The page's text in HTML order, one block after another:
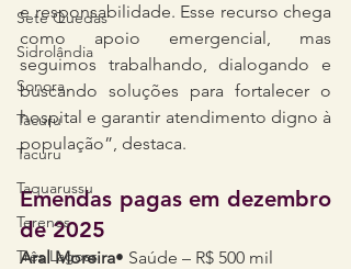
Sete Quedas
Sidrolândia
Sonora
Tacuru
Tacuru
Taquarussu
Terenos
Três Lagoas
e responsabilidade. Esse recurso chega
como apoio emergencial, mas
seguimos trabalhando, dialogando e
buscando soluções para fortalecer o
hospital e garantir atendimento digno à
população”, destaca.
Emendas pagas em dezembro
de 2025
Aral Moreira• Saúde – R$ 500 mil